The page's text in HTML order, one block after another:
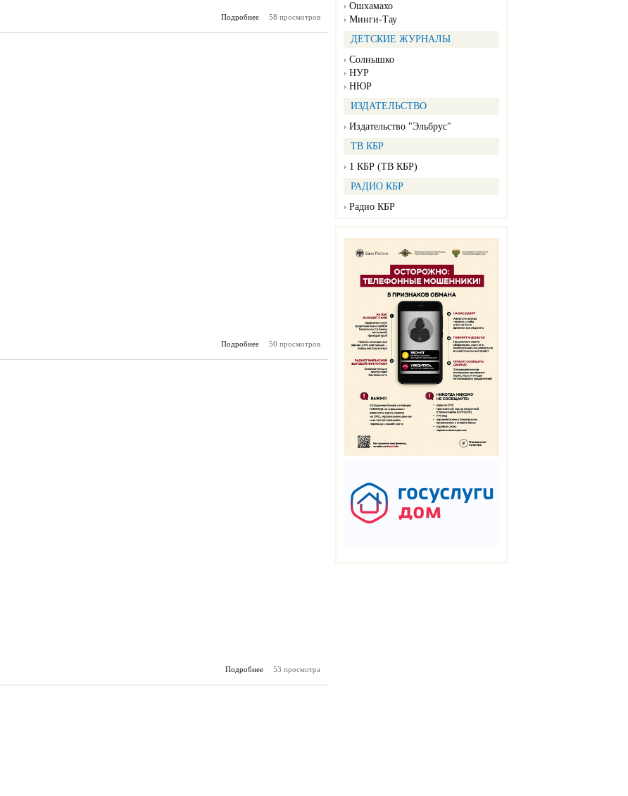
Ошхамахо
Минги-Тау
ДЕТСКИЕ ЖУРНАЛЫ
Солнышко
НУР
НЮР
ИЗДАТЕЛЬСТВО
Издательство "Эльбрус"
ТВ КБР
1 КБР (ТВ КБР)
РАДИО КБР
Радио КБР
Подробнее
о Горянка №34
58 просмотров
Подробнее
о Горянка №33
50 просмотров
Подробнее
о Горянка №32
53 просмотра